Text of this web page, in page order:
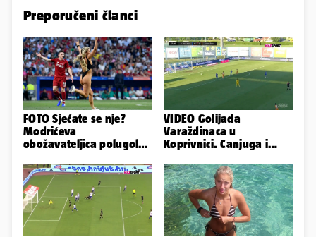
Preporučeni članci
FOTO Sjećate se nje?
Modrićeva
obožavateljica polugola
što radi danas
VIDEO Golijada
Varaždinaca u
Koprivnici. Canjuga i
pogledajte sve golove!